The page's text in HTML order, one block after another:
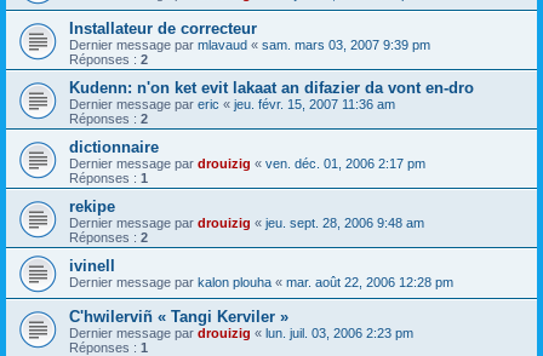
Installateur de correcteur
Dernier message par mlavaud « sam. mars 03, 2007 9:39 pm
Réponses : 2
Kudenn: n'on ket evit lakaat an difazier da vont en-dro
Dernier message par eric « jeu. févr. 15, 2007 11:36 am
Réponses : 2
dictionnaire
Dernier message par drouizig « ven. déc. 01, 2006 2:17 pm
Réponses : 1
rekipe
Dernier message par drouizig « jeu. sept. 28, 2006 9:48 am
Réponses : 2
ivinell
Dernier message par kalon plouha « mar. août 22, 2006 12:28 pm
C'hwilerviñ « Tangi Kerviler »
Dernier message par drouizig « lun. juil. 03, 2006 2:23 pm
Réponses : 1